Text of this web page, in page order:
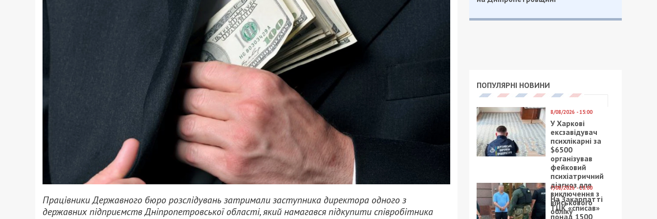
Працівники Державного бюро розслідувань затримали заступника директора одного з
державних підприємств Дніпропетровської області, який намагався підкупити співробітника
ПОПУЛЯРНІ НОВИНИ
8/08/2026 - 15:00
У Харкові
ексзавідувач
психлікарні за
$6500
організував
фейковий
психіатричний
діагноз для
виключення з
військового
обліку
7/08/2026 - 15:00
На Закарпатті
ТЦК «списав»
понад 1500